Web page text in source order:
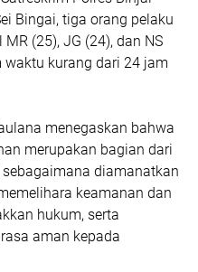
Bingai, tiga orang pelaku
(25), JG (24), dan NS
kurang dari 24 jam
menegaskan bahwa
merupakan bagian dari
diamanatkan
keamanan dan
hukum, serta
aman kepada